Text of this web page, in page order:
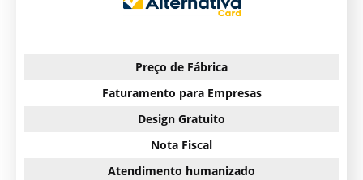
Preço de Fábrica
Faturamento para Empresas
Design Gratuito
Nota Fiscal
Atendimento humanizado